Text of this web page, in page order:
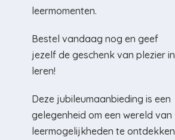
leermomenten.
Bestel vandaag nog en geef
jezelf de geschenk van plezier in
leren!
Deze jubileumaanbieding is een
gelegenheid om een wereld van
leermogelijkheden te ontdekken